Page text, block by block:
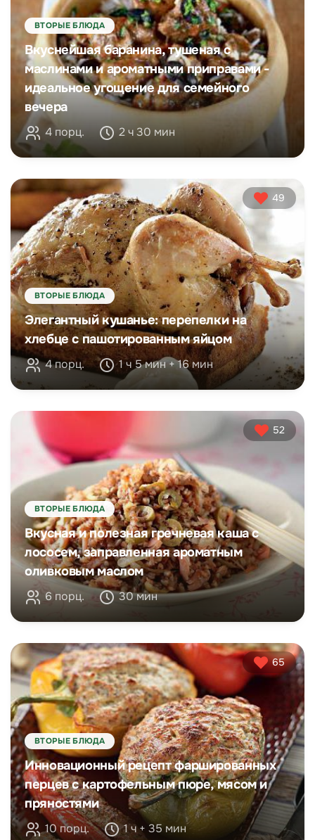
ВТОРЫЕ БЛЮДА
Вкуснейшая баранина, тушеная с
маслинами и ароматными приправами -
идеальное угощение для семейного
вечера
4 порц. 2 ч 30 мин
49
ВТОРЫЕ БЛЮДА
Элегантный кушанье: перепелки на
хлебце с пашотированным яйцом
4 порц. 1 ч 5 мин + 16 мин
52
ВТОРЫЕ БЛЮДА
Вкусная и полезная гречневая каша с
лососем, заправленная ароматным
оливковым маслом
6 порц. 30 мин
65
ВТОРЫЕ БЛЮДА
Инновационный рецепт фаршированных
перцев с картофельным пюре, мясом и
пряностями
10 порц. 1 ч + 35 мин